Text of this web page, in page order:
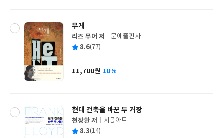
무게
글
쓴
리즈 무어 저
출
사
문예출판사
평 8.6(77)
가
11,700원 10%
현대 건축을 바꾼 두 거장
글
쓴
천장환 저
출
시공아트
평 8.3(14)